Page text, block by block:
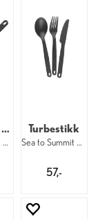
Turbestikk Gaffel
Sea to Summit Camp Cutlery Fork
Turbestikk
Sea to Summit Camp Cutlery Kit
57,-